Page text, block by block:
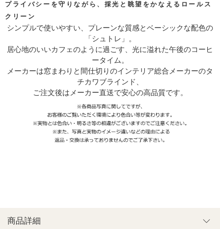
プライバシーを守りながら、採光と眺望をかなえるロールス
クリーン
シンプルで使いやすい、プレーンな質感とベーシックな配色の
「シュトレ」。
居心地のいいカフェのように過ごす、光に溢れた午後のコーヒ
ータイム。
メーカーは窓まわりと間仕切りのインテリア総合メーカーのタ
チカワブラインド、
ご注文後はメーカー直送で安心の高品質です。
商品詳細